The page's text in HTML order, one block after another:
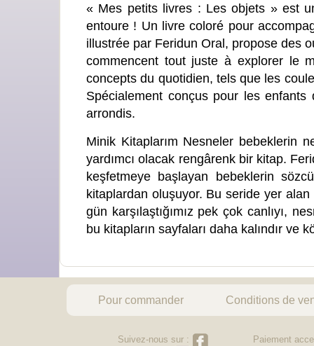
« Mes petits livres : Les objets » est
entoure ! Un livre coloré pour
illustrée par Feridun Oral, propose des
commencent tout juste à explorer le
concepts du quotidien, tels que les
Spécialement conçus pour les
arrondis.
Minik Kitaplarım Nesneler bebeklerin
yardımcı olacak rengârenk bir kitap.
keşfetmeye başlayan bebeklerin
kitaplardan oluşuyor. Bu seride yer
gün karşılaştığımız pek çok canlıyı,
bu kitapların sayfaları daha kalındır ve
Pour commander Conditions de
Suivez-nous sur : Paiement